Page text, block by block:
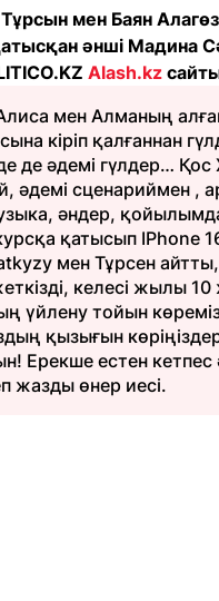
мен Баян
әнші Мадина
Alash.kz
мен Алманың
кіріп қалғаннан
де әдемі гүлдер…
әдемі сценариймен
әндер,
қатысып IPhone
мен Тұрсен айтты,
келесі жылы
үйлену тойын
қызығын
Ерекше естен
жазды өнер иесі.